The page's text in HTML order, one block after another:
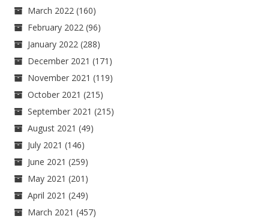
March 2022 (160)
February 2022 (96)
January 2022 (288)
December 2021 (171)
November 2021 (119)
October 2021 (215)
September 2021 (215)
August 2021 (49)
July 2021 (146)
June 2021 (259)
May 2021 (201)
April 2021 (249)
March 2021 (457)